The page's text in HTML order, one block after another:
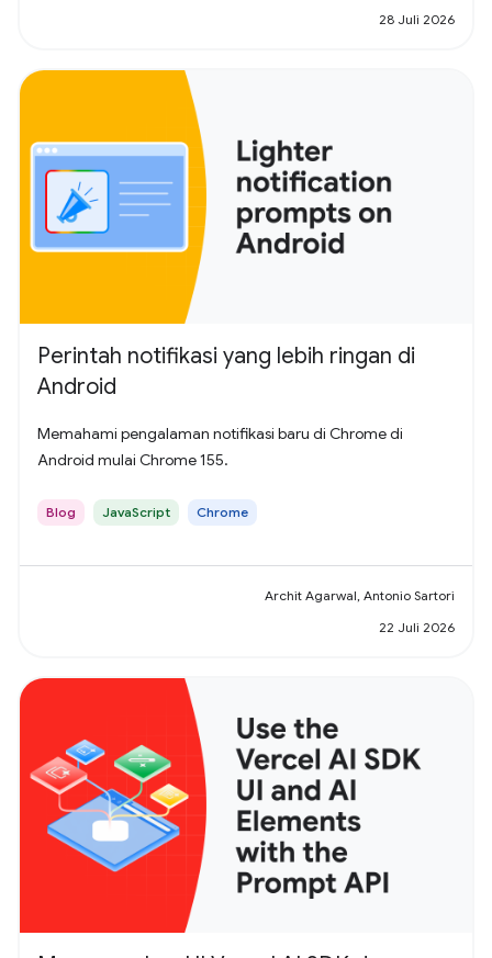
28 Juli 2026
Perintah notifikasi yang lebih ringan di
Android
Memahami pengalaman notifikasi baru di Chrome di
Android mulai Chrome 155.
Blog JavaScript Chrome
Archit Agarwal, Antonio Sartori
22 Juli 2026